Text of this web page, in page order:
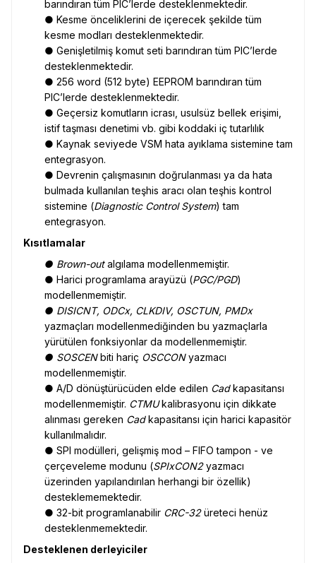
barındıran tüm PIC’lerde desteklenmektedir.
● Kesme önceliklerini de içerecek şekilde tüm
kesme modları desteklenmektedir.
● Genişletilmiş komut seti barındıran tüm PIC’lerde
desteklenmektedir.
● 256 word (512 byte) EEPROM barındıran tüm
PIC’lerde desteklenmektedir.
● Geçersiz komutların icrası, usulsüz bellek erişimi,
istif taşması denetimi vb. gibi koddaki iç tutarlılık
● Kaynak seviyede VSM hata ayıklama sistemine tam
entegrasyon.
● Devrenin çalışmasının doğrulanması ya da hata
bulmada kullanılan teşhis aracı olan teşhis kontrol
sistemine (Diagnostic Control System) tam
entegrasyon.
Kısıtlamalar
● Brown-outalgılama modellenmemiştir.
● Harici programlama arayüzü (PGC/PGD)
modellenmemiştir.
● DISICNT, ODCx, CLKDIV, OSCTUN, PMDx
yazmaçları modellenmediğinden bu yazmaçlarla
yürütülen fonksiyonlar da modellenmemiştir.
● SOSCENbiti hariç OSCCONyazmacı
modellenmemiştir.
● A/D dönüştürücüden elde edilen Cadkapasitansı
modellenmemiştir. CTMUkalibrasyonu için dikkate
alınması gereken Cadkapasitansı için harici kapasitör
kullanılmalıdır.
● SPI modülleri, gelişmiş mod – FIFO tampon - ve
çerçeveleme modunu (SPIxCON2yazmacı
üzerinden yapılandırılan herhangi bir özellik)
desteklememektedir.
● 32-bit programlanabilir CRC-32üreteci henüz
desteklenmemektedir.
Desteklenen derleyiciler